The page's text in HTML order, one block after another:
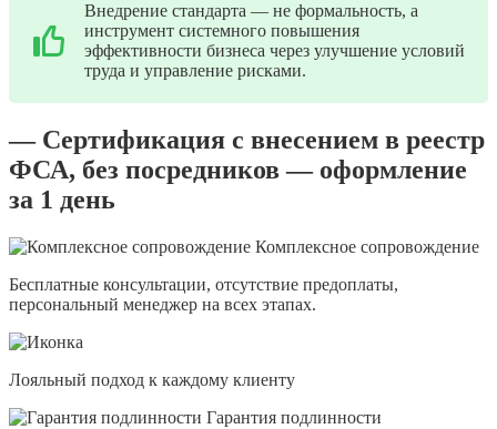
Внедрение стандарта — не формальность, а
инструмент системного повышения
эффективности бизнеса через улучшение условий
труда и управление рисками.
— Сертификация с внесением в реестр
ФСА, без посредников — оформление
за 1 день
Комплексное сопровождение
Бесплатные консультации, отсутствие предоплаты,
персональный менеджер на всех этапах.
Лояльный подход к каждому клиенту
Гарантия подлинности